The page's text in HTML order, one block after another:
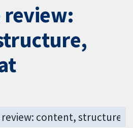
review: